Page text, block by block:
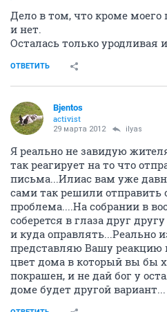
Дело в том, что кроме
и нет.
Осталась только уродливая
ОТВЕТИТЬ
Bjentos
activist
29 марта 2012 ilyas
Я реально не завидую
так реагирует на то что
письма...Илиас вам уже
сами так решили
проблема....На собрании в
соберется в глаза друг
и куда оправлять...Реально
представляю Вашу реакцию
цвет дома в который вы бы
покрашен, и не дай бог у
доме будет другой вариант...